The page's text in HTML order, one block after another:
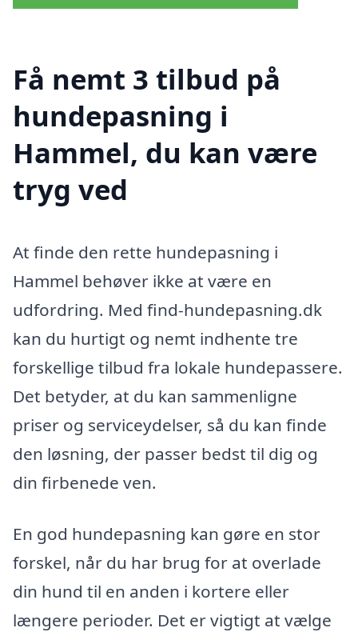
Få nemt 3 tilbud på
hundepasning i
Hammel, du kan være
tryg ved
At finde den rette hundepasning i
Hammel behøver ikke at være en
udfordring. Med find-hundepasning.dk
kan du hurtigt og nemt indhente tre
forskellige tilbud fra lokale hundepassere.
Det betyder, at du kan sammenligne
priser og serviceydelser, så du kan finde
den løsning, der passer bedst til dig og
din firbenede ven.
En god hundepasning kan gøre en stor
forskel, når du har brug for at overlade
din hund til en anden i kortere eller
længere perioder. Det er vigtigt at vælge